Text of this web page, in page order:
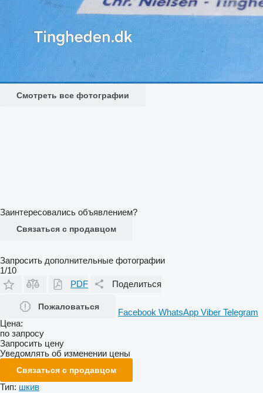
Смотреть все фотографии
Заинтересовались объявлением?
Связаться с продавцом
Запросить дополнительные фотографии
1/10
PDF
Поделиться
Пожаловаться
Facebook WhatsApp Viber Telegram
Цена:
по запросу
Запросить цену
Уведомлять об изменении цены
Связаться с продавцом
Тип: шкив